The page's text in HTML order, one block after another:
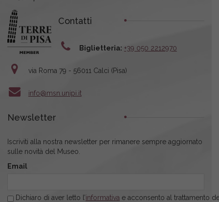
Contatti
Biglietteria: +39 050 2212970
via Roma 79 - 56011 Calci (Pisa)
info@msn.unipi.it
Newsletter
Iscriviti alla nostra newsletter per rimanere sempre aggiornato
sulle novità del Museo.
Email
Dichiaro di aver letto l’informativa e acconsento al trattamento